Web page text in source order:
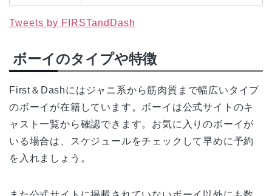
Tweets by FIRSTandDash
ボーイのタイプや特徴
First＆Dashにはジャニ系から筋肉質まで幅広いタイプ
のボーイが在籍しています。ボーイは公式サイトのキ
ャスト一覧から確認できます。お気に入りのボーイが
いる場合は、スケジュールをチェックして早めに予約
を入れましょう。